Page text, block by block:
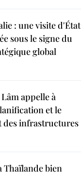
: une visite d'État
sous le signe du
global
appelle à
et le
des infrastructures
Thaïlande bien